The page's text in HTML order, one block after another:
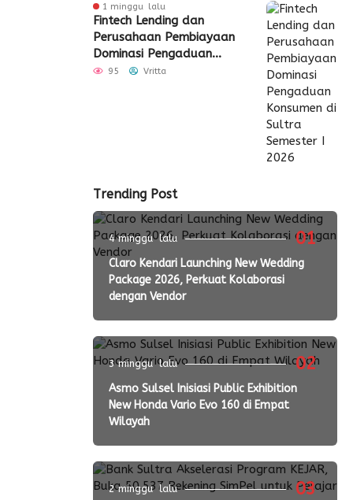
1 minggu lalu
Fintech Lending dan
Perusahaan Pembiayaan
Dominasi Pengaduan
Konsumen di Sultra
95 Vritta
Trending Post
01
4 minggu lalu
Claro Kendari Launching New Wedding
Package 2026, Perkuat Kolaborasi
dengan Vendor
02
3 minggu lalu
Asmo Sulsel Inisiasi Public Exhibition
New Honda Vario Evo 160 di Empat
Wilayah
03
2 minggu lalu